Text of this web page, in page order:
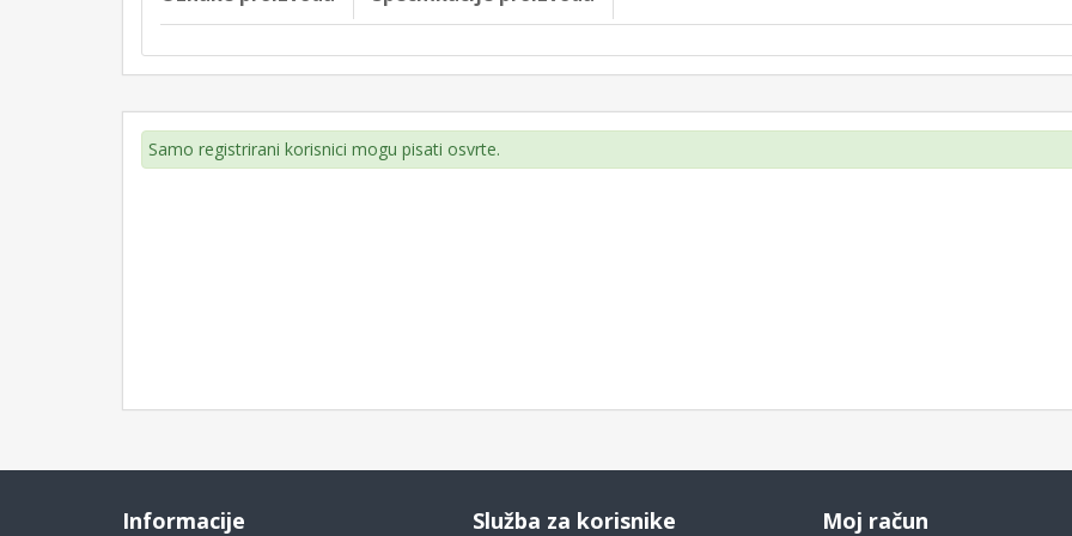
Samo registrirani korisnici mogu pisati osvrte.
Informacije Služba za korisnike Moj račun